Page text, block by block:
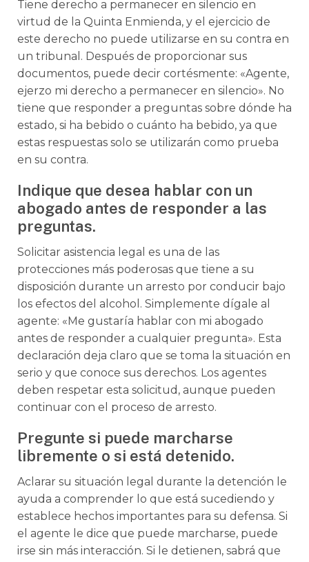
Tiene derecho a permanecer en silencio en
virtud de la Quinta Enmienda, y el ejercicio de
este derecho no puede utilizarse en su contra en
un tribunal. Después de proporcionar sus
documentos, puede decir cortésmente: «Agente,
ejerzo mi derecho a permanecer en silencio». No
tiene que responder a preguntas sobre dónde ha
estado, si ha bebido o cuánto ha bebido, ya que
estas respuestas solo se utilizarán como prueba
en su contra.
Indique que desea hablar con un
abogado antes de responder a las
preguntas.
Solicitar asistencia legal es una de las
protecciones más poderosas que tiene a su
disposición durante un arresto por conducir bajo
los efectos del alcohol. Simplemente dígale al
agente: «Me gustaría hablar con mi abogado
antes de responder a cualquier pregunta». Esta
declaración deja claro que se toma la situación en
serio y que conoce sus derechos. Los agentes
deben respetar esta solicitud, aunque pueden
continuar con el proceso de arresto.
Pregunte si puede marcharse
libremente o si está detenido.
Aclarar su situación legal durante la detención le
ayuda a comprender lo que está sucediendo y
establece hechos importantes para su defensa. Si
el agente le dice que puede marcharse, puede
irse sin más interacción. Si le detienen, sabrá que